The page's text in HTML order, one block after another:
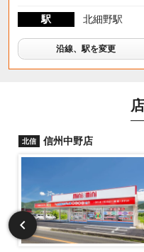
駅 北細野駅
沿線、駅を変更
北信 信州中野店